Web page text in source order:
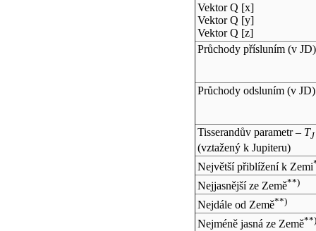
Vektor Q [x]
Vektor Q [y]
Vektor Q [z]
Průchody přísluním (v JD)
Průchody odsluním (v JD)
Tisserandův parametr – TJ
(vztažený k Jupiteru)
Největší přiblížení k Zemi
Nejjasnější ze Země**)
Nejdále od Země**)
Nejméně jasná ze Země**)